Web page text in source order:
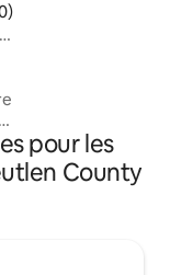
de 4,9 sur 5,
coin de paradis.
l'ouragan a
pour les
County